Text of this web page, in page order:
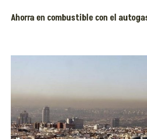
Ahorra en combustible con el